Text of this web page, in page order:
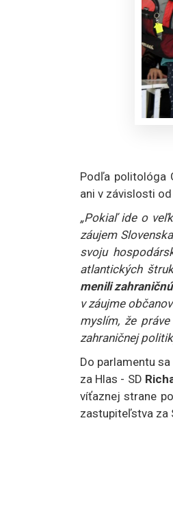
Podľa politológa
ani v závislosti
„Pokiaľ ide o
záujem
svoju
atlantických
menili
v záujme
myslím, že
zahraničnej
Do parlamentu
za Hlas - SD
víťaznej strane
zastupiteľstva za